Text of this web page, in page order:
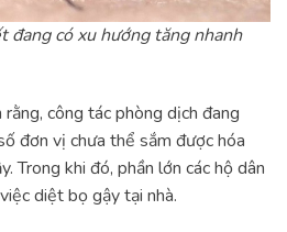
đang có xu hướng tăng nhanh
công tác phòng dịch đang
đơn vị chưa thể sắm được hóa
Trong khi đó, phần lớn các hộ dân
diệt bọ gậy tại nhà.